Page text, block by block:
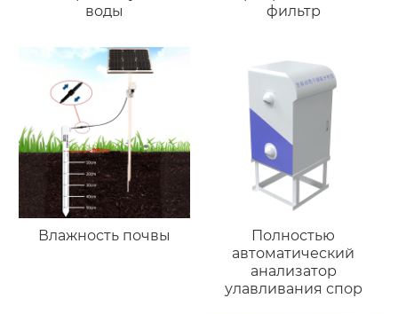
воды
фильтр
Влажность почвы
Полностью
автоматический
анализатор
улавливания спор